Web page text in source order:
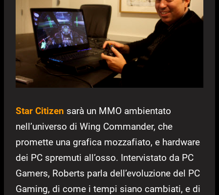
Star Citizen sarà un MMO ambientato
nell’universo di Wing Commander, che
promette una grafica mozzafiato, e hardware
dei PC spremuti all’osso. Intervistato da PC
Gamers, Roberts parla dell’evoluzione del PC
Gaming, di come i tempi siano cambiati, e di